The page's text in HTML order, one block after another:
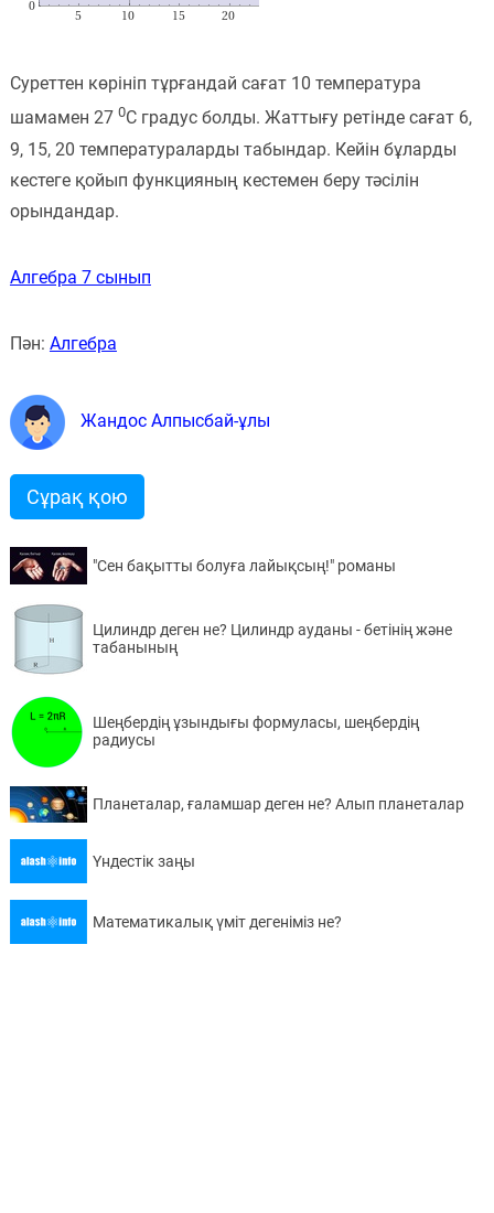
Суреттен көрініп тұрғандай сағат 10 температура
шамамен 27 0С градус болды. Жаттығу ретінде сағат 6,
9, 15, 20 температураларды табындар. Кейін бұларды
кестеге қойып функцияның кестемен беру тәсілін
орындандар.
Алгебра 7 сынып
Пән: Алгебра
Жандос Алпысбай-ұлы
Сұрақ қою
"Сен бақытты болуға лайықсың!" романы
Цилиндр деген не? Цилиндр ауданы - бетінің және
табанының
Шеңбердің ұзындығы формуласы, шеңбердің
радиусы
Планеталар, ғаламшар деген не? Алып планеталар
Үндестік заңы
Математикалық үміт дегеніміз не?